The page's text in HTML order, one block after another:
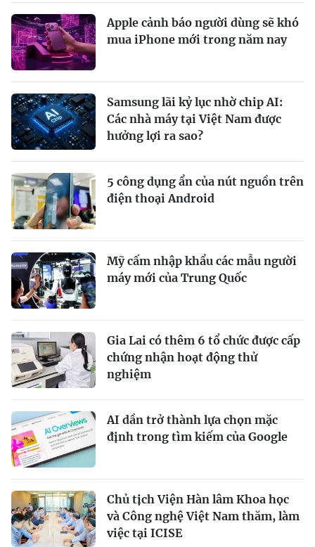
Apple cảnh báo người dùng sẽ khó
mua iPhone mới trong năm nay
Samsung lãi kỷ lục nhờ chip AI:
Các nhà máy tại Việt Nam được
hưởng lợi ra sao?
5 công dụng ẩn của nút nguồn trên
điện thoại Android
Mỹ cấm nhập khẩu các mẫu người
máy mới của Trung Quốc
Gia Lai có thêm 6 tổ chức được cấp
chứng nhận hoạt động thử
nghiệm
AI dần trở thành lựa chọn mặc
định trong tìm kiếm của Google
Chủ tịch Viện Hàn lâm Khoa học
và Công nghệ Việt Nam thăm, làm
việc tại ICISE